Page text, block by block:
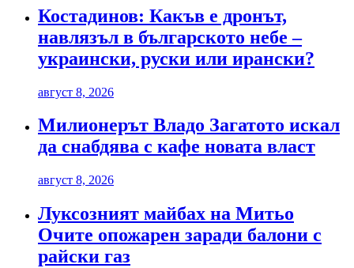
Костадинов: Какъв е дронът,
навлязъл в българското небе –
украински, руски или ирански?
август 8, 2026
Милионерът Владо Загатото искал
да снабдява с кафе новата власт
август 8, 2026
Луксозният майбах на Митьо
Очите опожарен заради балони с
райски газ